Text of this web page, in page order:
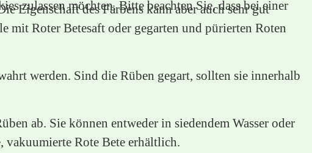
Eigenschaft des Färbens kann aber auch sehr gut
mit Roter Betesaft oder gegarten und pürierten Roten
werden. Sind die Rüben gegart, sollten sie innerhalb
ab. Sie können entweder in siedendem Wasser oder
Rote Bete erhältlich.
zulassen möchten. Bitte beachten Sie, dass bei einer